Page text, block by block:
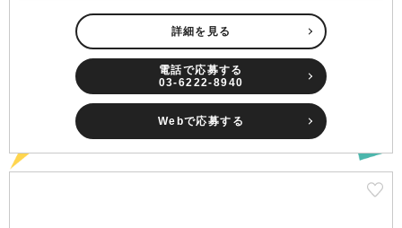
詳細を見る
電話で応募する
03-6222-8940
Webで応募する